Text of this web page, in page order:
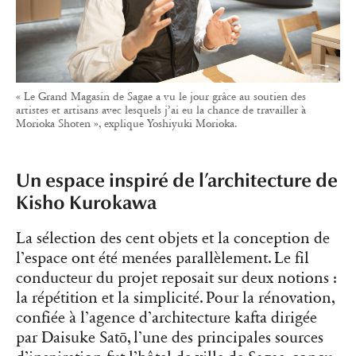
« Le Grand Magasin de Sagae a vu le jour grâce au soutien des
artistes et artisans avec lesquels j’ai eu la chance de travailler à
Morioka Shoten », explique Yoshiyuki Morioka.
Un espace inspiré de l’architecture de
Kisho Kurokawa
La sélection des cent objets et la conception de
l’espace ont été menées parallèlement. Le fil
conducteur du projet reposait sur deux notions :
la répétition et la simplicité. Pour la rénovation,
confiée à l’agence d’architecture kafta dirigée
par Daisuke Satō, l’une des principales sources